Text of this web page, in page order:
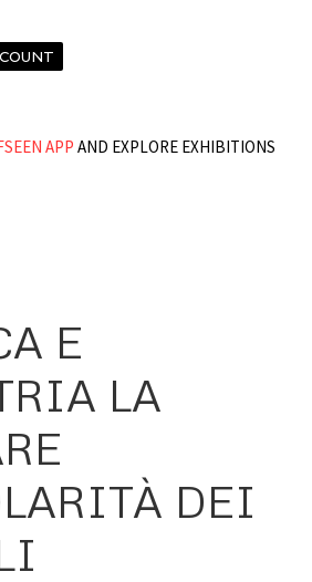
APP AND EXPLORE EXHIBITIONS
E
LA
DEI